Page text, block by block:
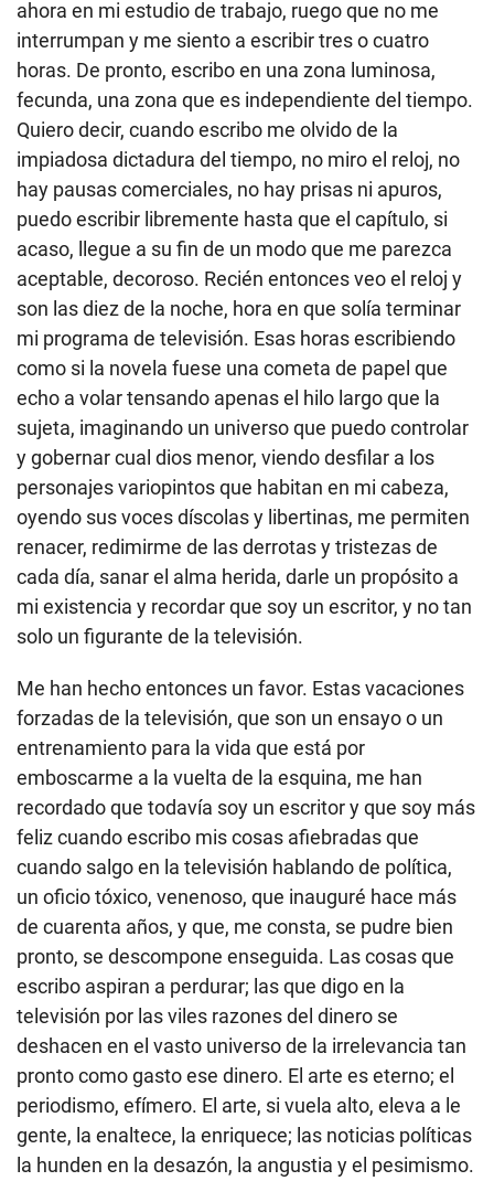
ahora en mi estudio de trabajo, ruego que no me
interrumpan y me siento a escribir tres o cuatro
horas. De pronto, escribo en una zona luminosa,
fecunda, una zona que es independiente del tiempo.
Quiero decir, cuando escribo me olvido de la
impiadosa dictadura del tiempo, no miro el reloj, no
hay pausas comerciales, no hay prisas ni apuros,
puedo escribir libremente hasta que el capítulo, si
acaso, llegue a su fin de un modo que me parezca
aceptable, decoroso. Recién entonces veo el reloj y
son las diez de la noche, hora en que solía terminar
mi programa de televisión. Esas horas escribiendo
como si la novela fuese una cometa de papel que
echo a volar tensando apenas el hilo largo que la
sujeta, imaginando un universo que puedo controlar
y gobernar cual dios menor, viendo desfilar a los
personajes variopintos que habitan en mi cabeza,
oyendo sus voces díscolas y libertinas, me permiten
renacer, redimirme de las derrotas y tristezas de
cada día, sanar el alma herida, darle un propósito a
mi existencia y recordar que soy un escritor, y no tan
solo un figurante de la televisión.
Me han hecho entonces un favor. Estas vacaciones
forzadas de la televisión, que son un ensayo o un
entrenamiento para la vida que está por
emboscarme a la vuelta de la esquina, me han
recordado que todavía soy un escritor y que soy más
feliz cuando escribo mis cosas afiebradas que
cuando salgo en la televisión hablando de política,
un oficio tóxico, venenoso, que inauguré hace más
de cuarenta años, y que, me consta, se pudre bien
pronto, se descompone enseguida. Las cosas que
escribo aspiran a perdurar; las que digo en la
televisión por las viles razones del dinero se
deshacen en el vasto universo de la irrelevancia tan
pronto como gasto ese dinero. El arte es eterno; el
periodismo, efímero. El arte, si vuela alto, eleva a le
gente, la enaltece, la enriquece; las noticias políticas
la hunden en la desazón, la angustia y el pesimismo.